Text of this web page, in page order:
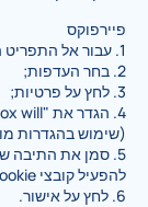
פיירפוקס
1. עבור אל התפריט הנפתח של Firefox;
2. בחר העדפות;
3. לחץ על פרטיות;
(שימוש בהגדרות
להפעיל קובצי Cookie;
6. לחץ על אישור.